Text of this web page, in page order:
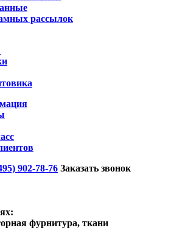
рассылок
902-78-76 Заказать звонок
фурнитура, ткани